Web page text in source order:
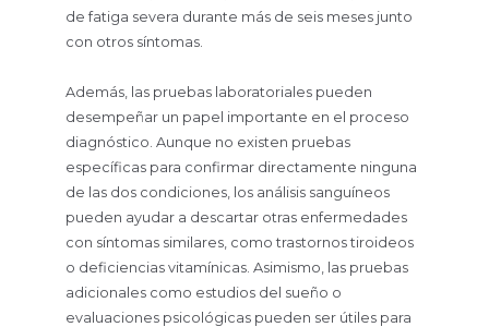
de fatiga severa durante más de seis meses junto
con otros síntomas.
Además, las pruebas laboratoriales pueden
desempeñar un papel importante en el proceso
diagnóstico. Aunque no existen pruebas
específicas para confirmar directamente ninguna
de las dos condiciones, los análisis sanguíneos
pueden ayudar a descartar otras enfermedades
con síntomas similares, como trastornos tiroideos
o deficiencias vitamínicas. Asimismo, las pruebas
adicionales como estudios del sueño o
evaluaciones psicológicas pueden ser útiles para